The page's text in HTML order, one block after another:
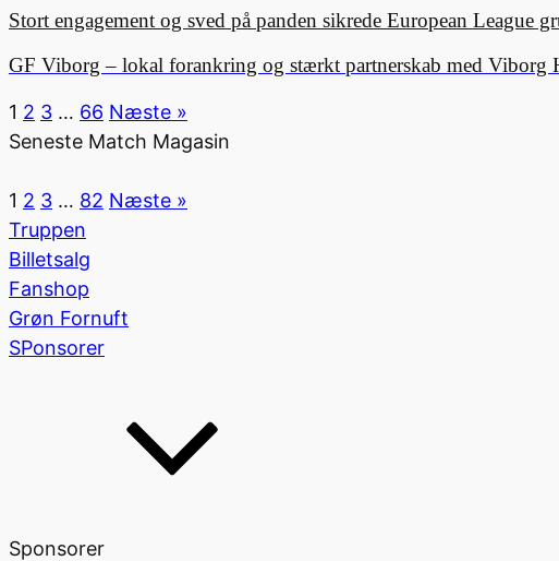
Stort engagement og sved på panden sikrede European League
GF Viborg – lokal forankring og stærkt partnerskab med Viborg
1 2 3 … 66 Næste »
Seneste Match Magasin
1 2 3 … 82 Næste »
Truppen
Billetsalg
Fanshop
Grøn Fornuft
SPonsorer
Sponsorer